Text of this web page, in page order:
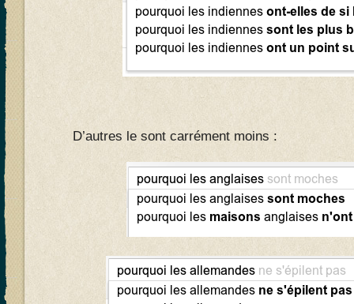
D’autres le sont carrément moins :